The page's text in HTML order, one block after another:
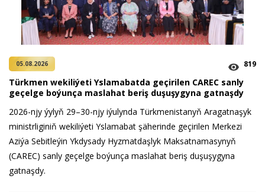
05.08.2026 819
Türkmen wekiliýeti Yslamabatda geçirilen CAREC sanly
geçelge boýunça maslahat beriş duşuşygyna gatnaşdy
2026-njy ýylyň 29–30-njy iýulynda Türkmenistanyň Aragatnaşyk
ministrliginiň wekiliýeti Yslamabat şäherinde geçirilen Merkezi
Aziýa Sebitleýin Ykdysady Hyzmatdaşlyk Maksatnamasynyň
(CAREC) sanly geçelge boýunça maslahat beriş duşuşygyna
gatnaşdy.